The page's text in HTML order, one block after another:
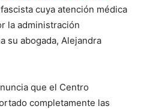
cuya atención médica
la administración
su abogada, Alejandra
que el Centro
completamente las